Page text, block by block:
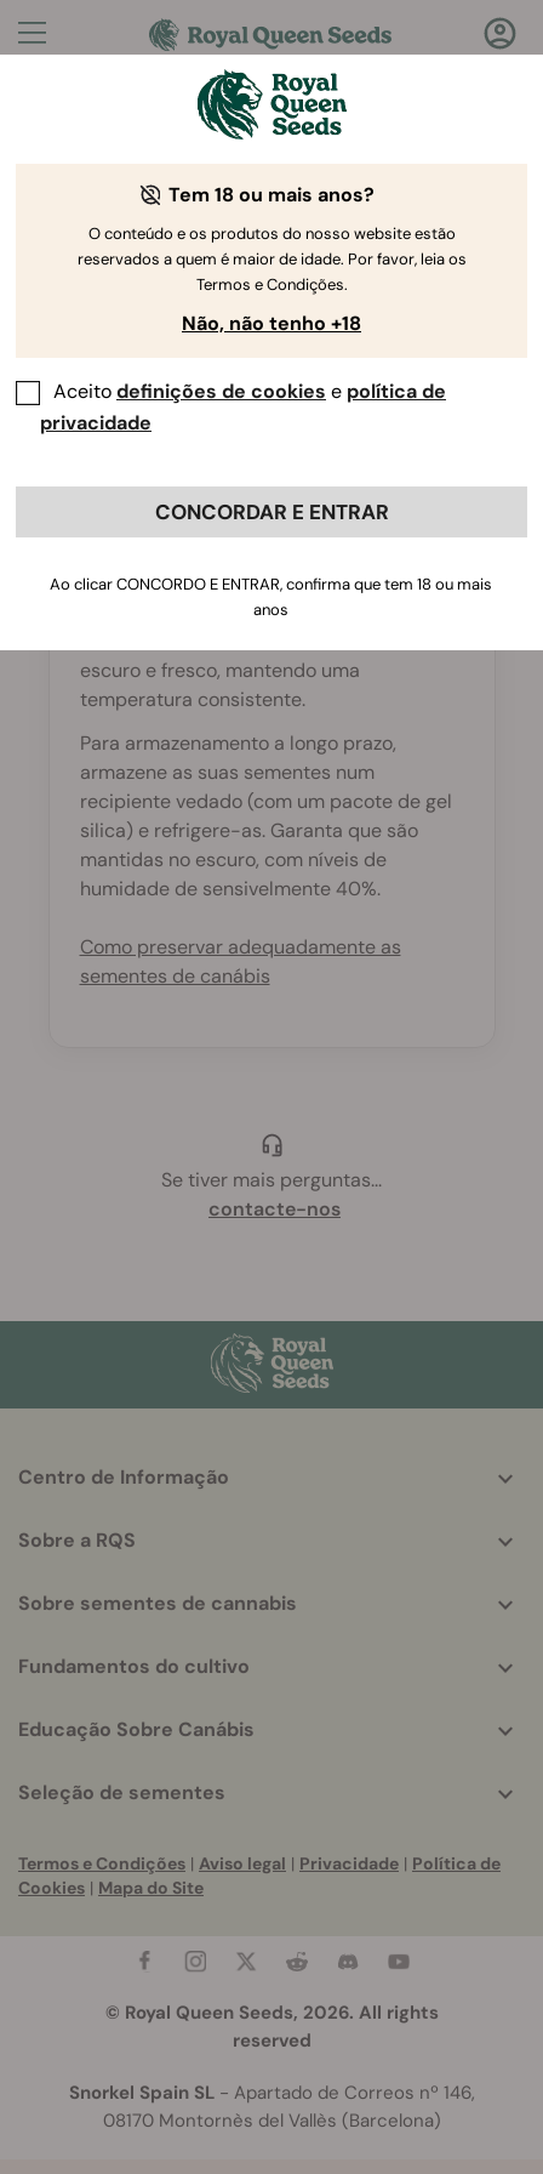
Perguntas?Respostas!
Bem-vindo ao Royal Queen Seeds Help Center
Help Center > Produto e
Cultivo > Genética
Back
De que forma posso armazenar
as sementes para utilização a
Para armazenamento a curto prazo,
escuro e fresco, mantendo uma
temperatura consistente.
Para armazenamento a longo prazo,
armazene as suas sementes num
recipiente vedado (com um pacote de gel
silica) e refrigere-as. Garanta que são
mantidas no escuro, com níveis de
humidade de sensivelmente 40%.
Como preservar adequadamente as
sementes de canábis
Se tiver mais perguntas...
contacte-nos
helpful
Centro de Informação
Sobre a RQS
Sobre sementes de cannabis
Fundamentos do cultivo
Educação Sobre Canábis
Seleção de sementes
Termos e Condições | Aviso legal | Privacidade | Política de
Cookies | Mapa do Site
© Royal Queen Seeds, 2026. All rights
reserved
Snorkel Spain SL- Apartado de Correos nº 146,
08170 Montornès del Vallès (Barcelona)
Tem 18 ou mais anos?
O conteúdo e os produtos do nosso website estão
reservados a quem é maior de idade. Por favor, leia os
Termos e Condições.
Não, não tenho +18
Aceitodefinições de cookies e política de
privacidade
CONCORDAR E ENTRAR
Ao clicar CONCORDO E ENTRAR, confirma que tem 18 ou mais
anos